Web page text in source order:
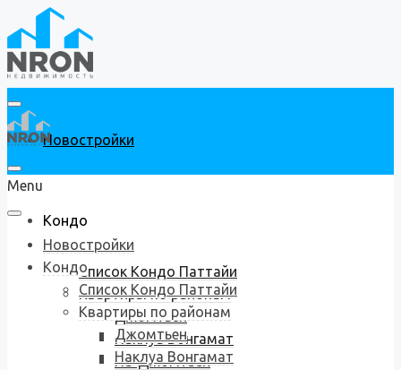
Новостройки
Кондо
Список Кондо Паттайи
Квартиры по районам
Джомтьен
Наклуа Вонгамат
На-Джомтьен
Menu
Новостройки
Кондо
Список Кондо Паттайи
Квартиры по районам
Джомтьен
Наклуа Вонгамат